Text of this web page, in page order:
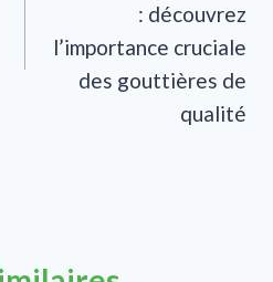
: découvrez
l’importance cruciale
des gouttières de
qualité